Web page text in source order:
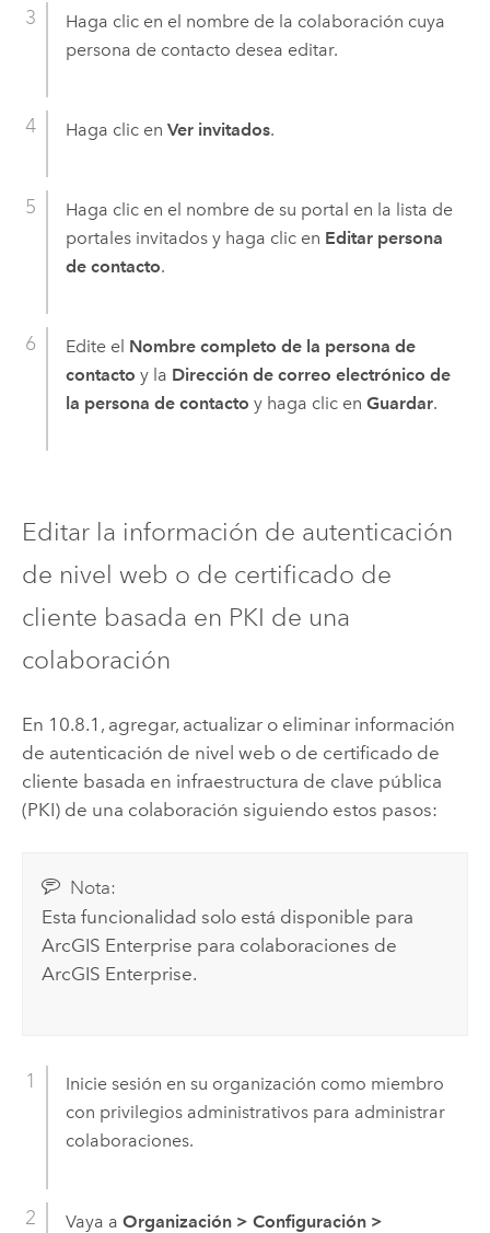
Haga clic en el nombre de la colaboración cuya
persona de contacto desea editar.
Haga clic en Ver invitados.
Haga clic en el nombre de su portal en la lista de
portales invitados y haga clic en Editar persona
de contacto.
Edite el Nombre completo de la persona de
contacto y la Dirección de correo electrónico de
la persona de contacto y haga clic en Guardar.
Editar la información de autenticación
de nivel web o de certificado de
cliente basada en PKI de una
colaboración
En 10.8.1, agregar, actualizar o eliminar información
de autenticación de nivel web o de certificado de
cliente basada en infraestructura de clave pública
(PKI) de una colaboración siguiendo estos pasos:
Nota:
Esta funcionalidad solo está disponible para
ArcGIS Enterprise para colaboraciones de
ArcGIS Enterprise.
Inicie sesión en su organización como miembro
con privilegios administrativos para administrar
colaboraciones.
Vaya a Organización > Configuración >